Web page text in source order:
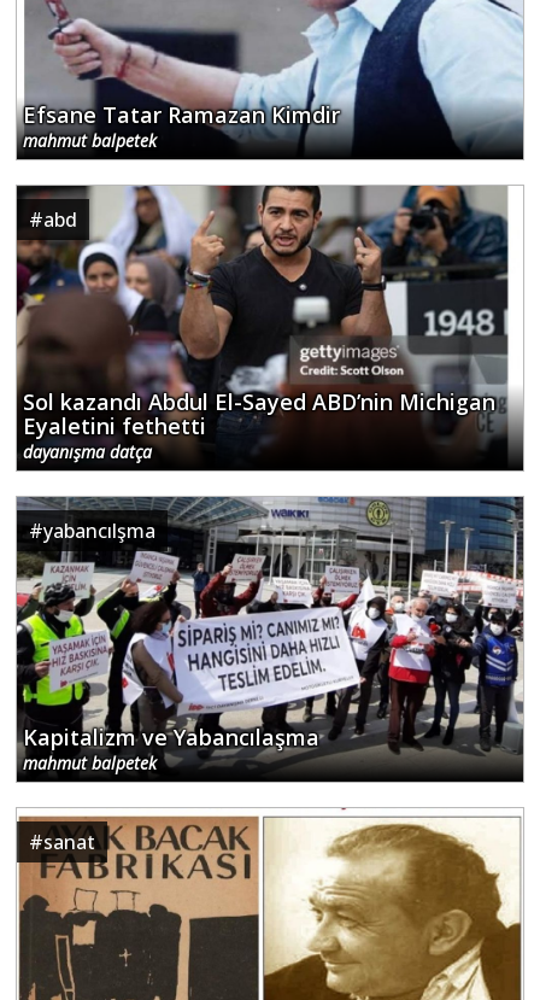
Efsane Tatar Ramazan Kimdir
mahmut balpetek
#abd
Sol kazandı Abdul El-Sayed ABD’nin Michigan
Eyaletini fethetti
dayanışma datça
#yabancılşma
Kapitalizm ve Yabancılaşma
mahmut balpetek
#sanat